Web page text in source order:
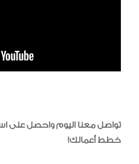
تواصل معنا اليوم واحصل على
خطط أعمالك!